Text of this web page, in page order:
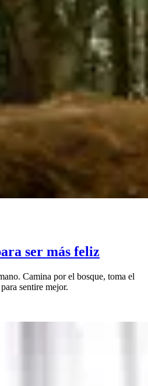
ser más feliz
Camina por el bosque, toma el
sentire mejor.